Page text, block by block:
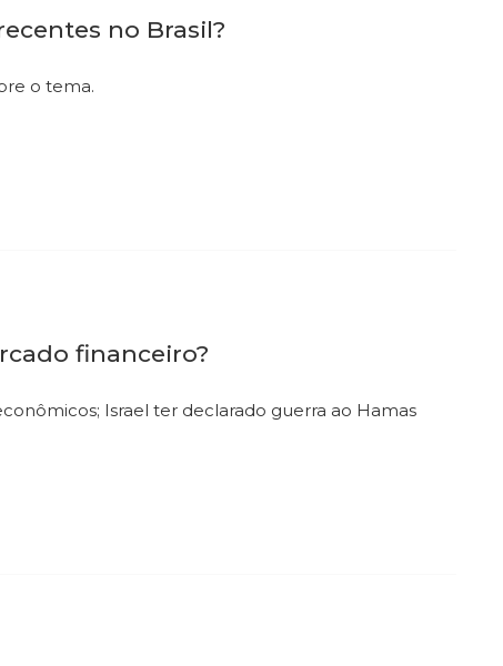
no Brasil?
o tema.
financeiro?
Israel ter declarado guerra ao Hamas